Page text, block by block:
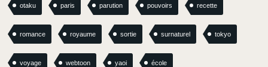
otaku paris parution pouvoirs recette
romance royaume sortie surnaturel tokyo
voyage webtoon yaoi école